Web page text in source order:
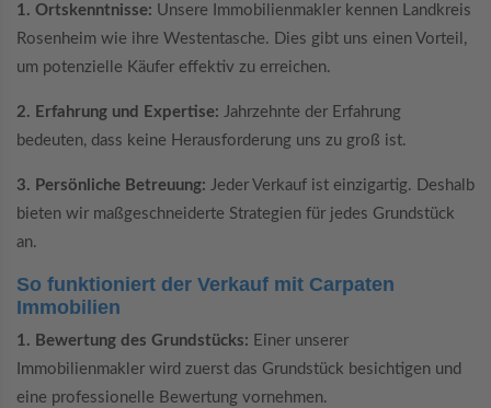
1. Ortskenntnisse: Unsere Immobilienmakler kennen Landkreis
Rosenheim wie ihre Westentasche. Dies gibt uns einen Vorteil,
um potenzielle Käufer effektiv zu erreichen.
2. Erfahrung und Expertise: Jahrzehnte der Erfahrung
bedeuten, dass keine Herausforderung uns zu groß ist.
3. Persönliche Betreuung: Jeder Verkauf ist einzigartig. Deshalb
bieten wir maßgeschneiderte Strategien für jedes Grundstück
an.
So funktioniert der Verkauf mit Carpaten
Immobilien
1. Bewertung des Grundstücks: Einer unserer
Immobilienmakler wird zuerst das Grundstück besichtigen und
eine professionelle Bewertung vornehmen.